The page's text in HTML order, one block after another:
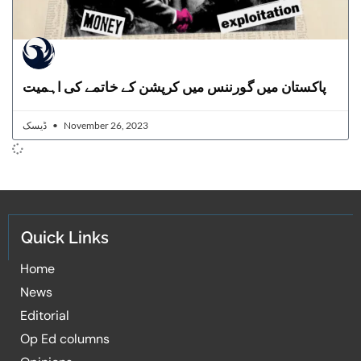
پاکستان میں گورننس میں کرپشن کے خاتمے کی اہمیت
November 26, 2023
Quick Links
Home
News
Editorial
Op Ed columns